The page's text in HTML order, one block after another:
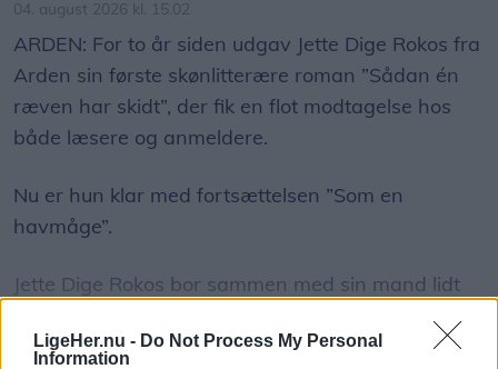
LigeHer.nu - Do Not Process My Personal
Information
04. august 2026 kl. 15.02
ARDEN: For to år siden udgav Jette Dige Rokos fra
Arden sin første skønlitterære roman ”Sådan én
ræven har skidt”, der fik en flot modtagelse hos
både læsere og anmeldere.
Nu er hun klar med fortsættelsen ”Som en
havmåge”.
Jette Dige Rokos bor sammen med sin mand lidt
Island, hvor de tilbringer flere måneder om året.